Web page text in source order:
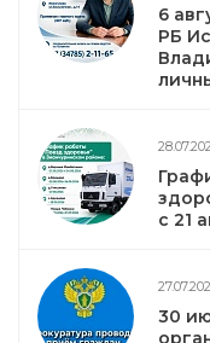
6
РБ
с 21
30